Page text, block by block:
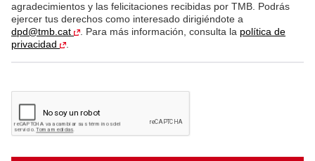
t
a
s
o
a
e
c
agradecimientos y las felicitaciones recibidas por TMB. Podrás
ejercer tus derechos como interesado dirigiéndote a
dpd@tmb.cat
. Para más información, consulta la política de
privacidad